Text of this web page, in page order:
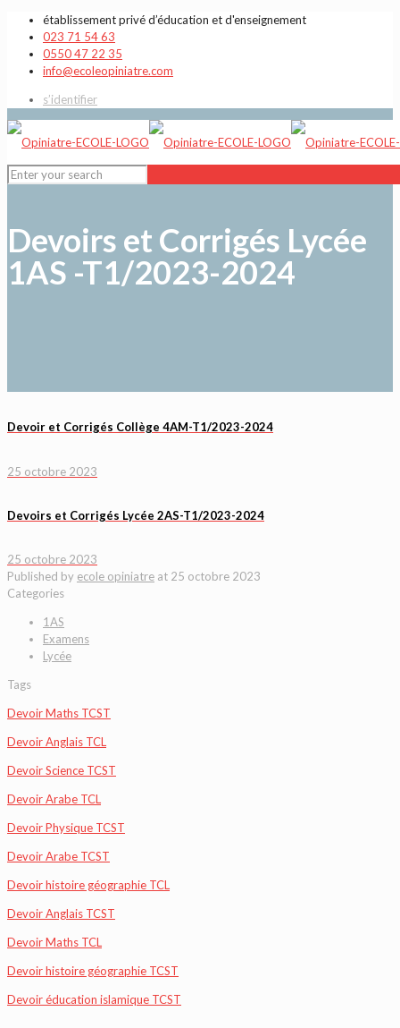
établissement privé d’éducation et d'enseignement
023 71 54 63
0550 47 22 35
info@ecoleopiniatre.com
s’identifier
Devoirs et Corrigés Lycée
1AS -T1/2023-2024
Devoir et Corrigés Collège 4AM-T1/2023-2024
25 octobre 2023
Devoirs et Corrigés Lycée 2AS-T1/2023-2024
25 octobre 2023
Published by ecole opiniatre at 25 octobre 2023
Categories
1AS
Examens
Lycée
Tags
Devoir Maths TCST
Devoir Anglais TCL
Devoir Science TCST
Devoir Arabe TCL
Devoir Physique TCST
Devoir Arabe TCST
Devoir histoire géographie TCL
Devoir Anglais TCST
Devoir Maths TCL
Devoir histoire géographie TCST
Devoir éducation islamique TCST